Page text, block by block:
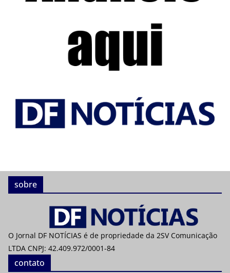
sobre
O Jornal DF NOTÍCIAS é de propriedade da 2SV Comunicação
LTDA CNPJ: 42.409.972/0001-84
contato